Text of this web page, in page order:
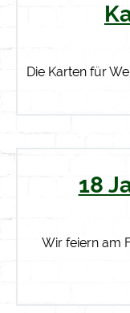
Die Karten für
18
Wir feiern am